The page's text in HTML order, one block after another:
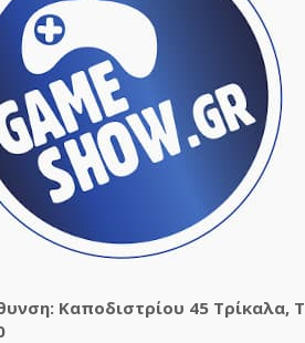
Καποδιστρίου 45 Τρίκαλα,